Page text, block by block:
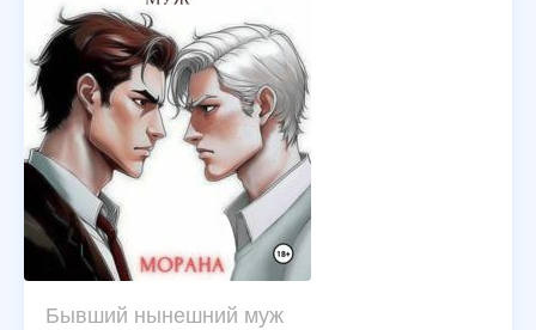
Бывший нынешний муж